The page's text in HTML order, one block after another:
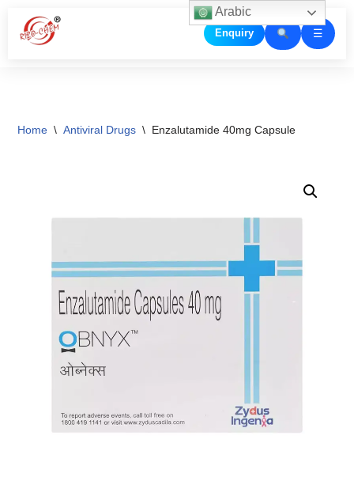
Skip
Enquiry ☰
Home \ Antiviral Drugs \ Enzalutamide 40mg Capsule
Arabic